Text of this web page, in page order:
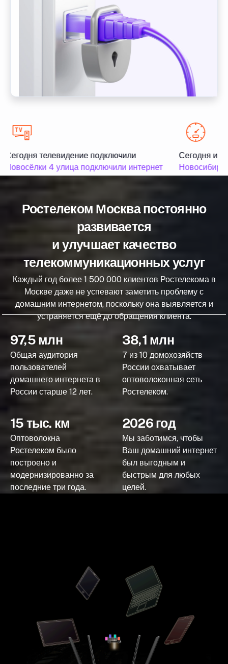
Сегодня телевидение подключили
Новосёлки 4 улица подключили интернет
Сегодня
Ростелеком Москва постоянно
развивается
и улучшает качество
телекоммуникационных услуг
Каждый год более 1 500 000 клиентов Ростелекома в
Москве даже не успевают заметить проблему с
домашним интернетом, поскольку она выявляется и
устраняется ещё до обращения клиента.
97,5 млн
Общая аудитория
пользователей
домашнего интернета в
России старше 12 лет.
38,1 млн
7 из 10 домохозяйств
России охватывает
оптоволоконная сеть
Ростелеком.
15 тыс. км
Оптоволокна
Ростелеком было
построено и
модернизированно за
последние три года.
2026 год
Мы заботимся, чтобы
Ваш домашний интернет
был выгодным и
быстрым для любых
целей.